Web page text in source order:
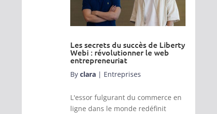
Les secrets du succès de Liberty
Webi : révolutionner le web
entrepreneuriat
By clara| Entreprises
L'essor fulgurant du commerce en
ligne dans le monde redéfinit